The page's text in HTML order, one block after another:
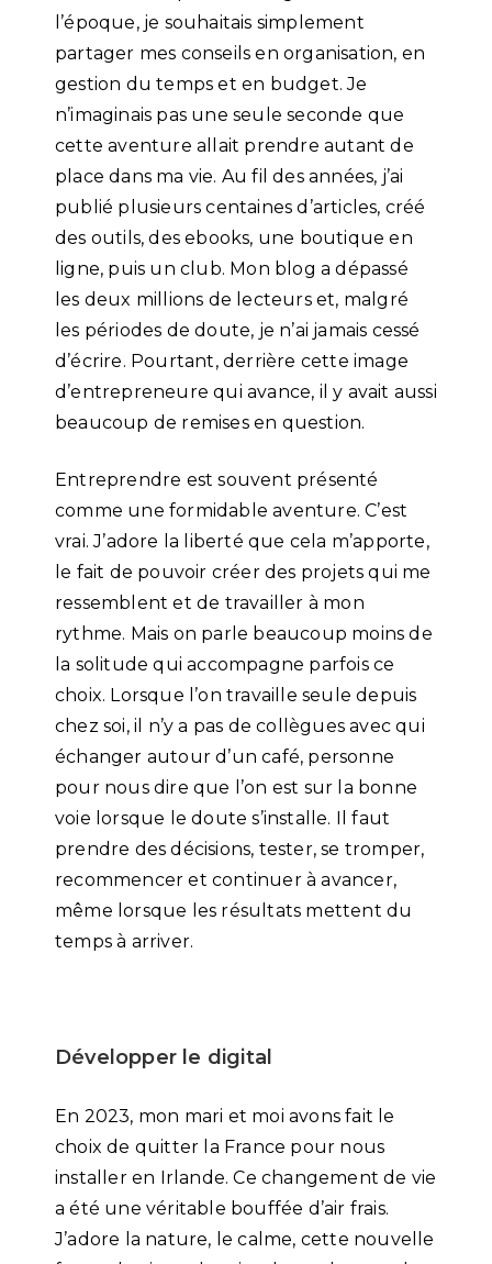
l’époque, je souhaitais simplement
partager mes conseils en organisation, en
gestion du temps et en budget. Je
n’imaginais pas une seule seconde que
cette aventure allait prendre autant de
place dans ma vie. Au fil des années, j’ai
publié plusieurs centaines d’articles, créé
des outils, des ebooks, une boutique en
ligne, puis un club. Mon blog a dépassé
les deux millions de lecteurs et, malgré
les périodes de doute, je n’ai jamais cessé
d’écrire. Pourtant, derrière cette image
d’entrepreneure qui avance, il y avait aussi
beaucoup de remises en question.
Entreprendre est souvent présenté
comme une formidable aventure. C’est
vrai. J’adore la liberté que cela m’apporte,
le fait de pouvoir créer des projets qui me
ressemblent et de travailler à mon
rythme. Mais on parle beaucoup moins de
la solitude qui accompagne parfois ce
choix. Lorsque l’on travaille seule depuis
chez soi, il n’y a pas de collègues avec qui
échanger autour d’un café, personne
pour nous dire que l’on est sur la bonne
voie lorsque le doute s’installe. Il faut
prendre des décisions, tester, se tromper,
recommencer et continuer à avancer,
même lorsque les résultats mettent du
temps à arriver.
Développer le digital
En 2023, mon mari et moi avons fait le
choix de quitter la France pour nous
installer en Irlande. Ce changement de vie
a été une véritable bouffée d’air frais.
J’adore la nature, le calme, cette nouvelle